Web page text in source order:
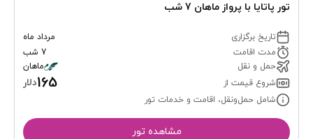
تور پاتایا با پرواز ماهان 7 شب
تاریخ برگزاری
مرداد ماه
مدت اقامت
7 شب
حمل و نقل
ماهان
شروع قیمت از
165دلار
شامل حمل‌ونقل، اقامت و خدمات تور
مشاهده تور